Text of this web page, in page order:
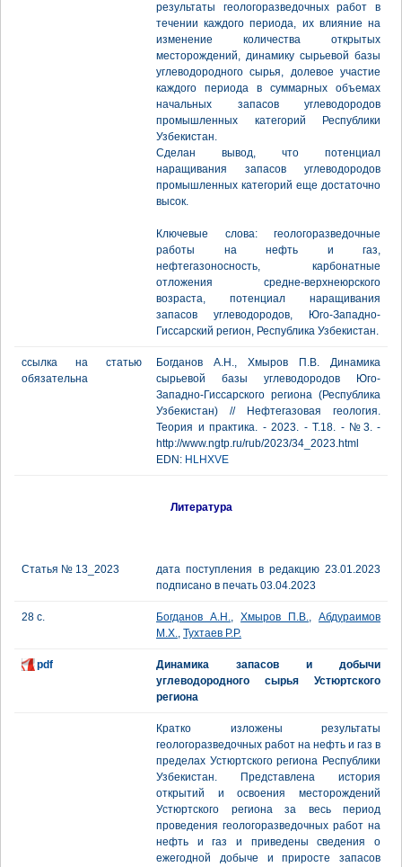
результаты геологоразведочных работ в
течении каждого периода, их влияние на
изменение количества открытых
месторождений, динамику сырьевой базы
углеводородного сырья, долевое участие
каждого периода в суммарных объемах
начальных запасов углеводородов
промышленных категорий Республики
Узбекистан.
Сделан вывод, что потенциал
наращивания запасов углеводородов
промышленных категорий еще достаточно
высок.
Ключевые слова: геологоразведочные
работы на нефть и газ,
нефтегазоносность, карбонатные
отложения средне-верхнеюрского
возраста, потенциал наращивания
запасов углеводородов, Юго-Западно-
Гиссарский регион, Республика Узбекистан.
ссылка на статью
обязательна
Богданов А.Н., Хмыров П.В. Динамика
сырьевой базы углеводородов Юго-
Западно-Гиссарского региона (Республика
Узбекистан) // Нефтегазовая геология.
Теория и практика. - 2023. - Т.18. - №3. -
http://www.ngtp.ru/rub/2023/34_2023.html
EDN: HLHXVE
Литература
Статья № 13_2023
дата поступления в редакцию 23.01.2023
подписано в печать 03.04.2023
28 с. Богданов А.Н., Хмыров П.В., Абдураимов
М.Х., Тухтаев Р.Р.
pdf
Динамика запасов и добычи
углеводородного сырья Устюртского
региона
Кратко изложены результаты
геологоразведочных работ на нефть и газ в
пределах Устюртского региона Республики
Узбекистан. Представлена история
открытий и освоения месторождений
Устюртского региона за весь период
проведения геологоразведочных работ на
нефть и газ и приведены сведения о
ежегодной добыче и приросте запасов